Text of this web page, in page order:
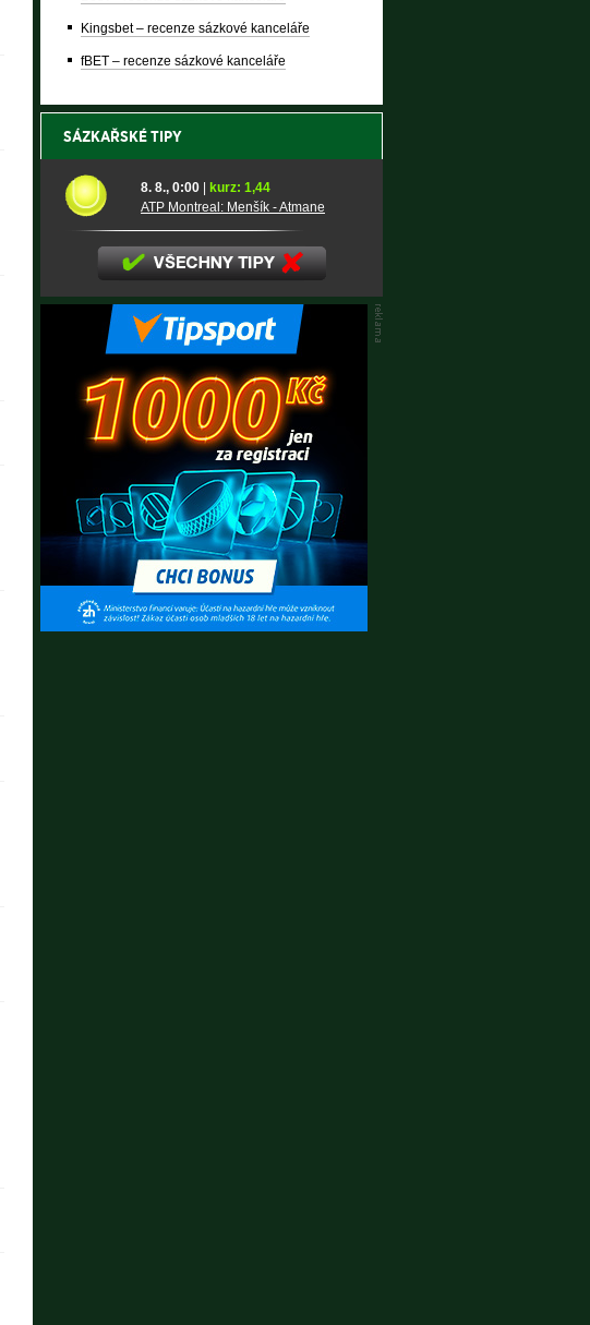
Kingsbet – recenze sázkové kanceláře
fBET – recenze sázkové kanceláře
SÁZKAŘSKÉ TIPY
8. 8., 0:00
kurz: 1,44
ATP Montreal: Menšík - Atmane